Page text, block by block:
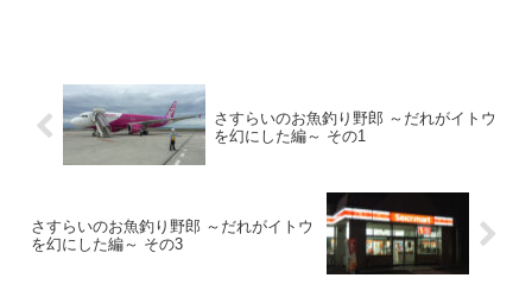
さすらいのお魚釣り野郎 ～だれがイトウ
を幻にした編～ その1
さすらいのお魚釣り野郎 ～だれがイトウ
を幻にした編～ その3